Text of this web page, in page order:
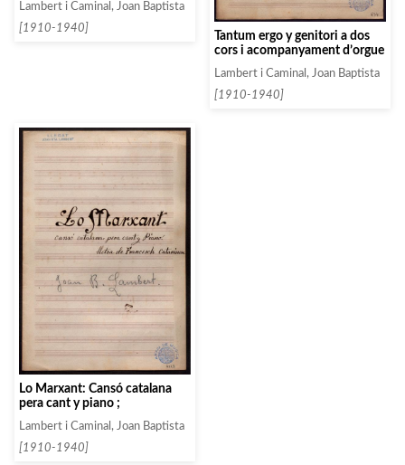
Lambert i Caminal, Joan Baptista
[1910-1940]
Tantum ergo y genitori a dos
cors i acompanyament d’orgue
Lambert i Caminal, Joan Baptista
[1910-1940]
Lo Marxant: Cansó catalana
pera cant y piano ;
Lambert i Caminal, Joan Baptista
[1910-1940]